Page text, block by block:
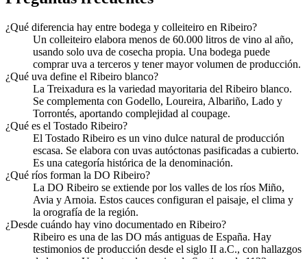
¿Qué diferencia hay entre bodega y colleiteiro en Ribeiro?
Un colleiteiro elabora menos de 60.000 litros de vino al año,
usando solo uva de cosecha propia. Una bodega puede
comprar uva a terceros y tener mayor volumen de producción.
¿Qué uva define el Ribeiro blanco?
La Treixadura es la variedad mayoritaria del Ribeiro blanco.
Se complementa con Godello, Loureira, Albariño, Lado y
Torrontés, aportando complejidad al coupage.
¿Qué es el Tostado Ribeiro?
El Tostado Ribeiro es un vino dulce natural de producción
escasa. Se elabora con uvas autóctonas pasificadas a cubierto.
Es una categoría histórica de la denominación.
¿Qué ríos forman la DO Ribeiro?
La DO Ribeiro se extiende por los valles de los ríos Miño,
Avia y Arnoia. Estos cauces configuran el paisaje, el clima y
la orografía de la región.
¿Desde cuándo hay vino documentado en Ribeiro?
Ribeiro es una de las DO más antiguas de España. Hay
testimonios de producción desde el siglo II a.C., con hallazgos